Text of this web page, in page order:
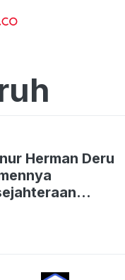
Herman Deru